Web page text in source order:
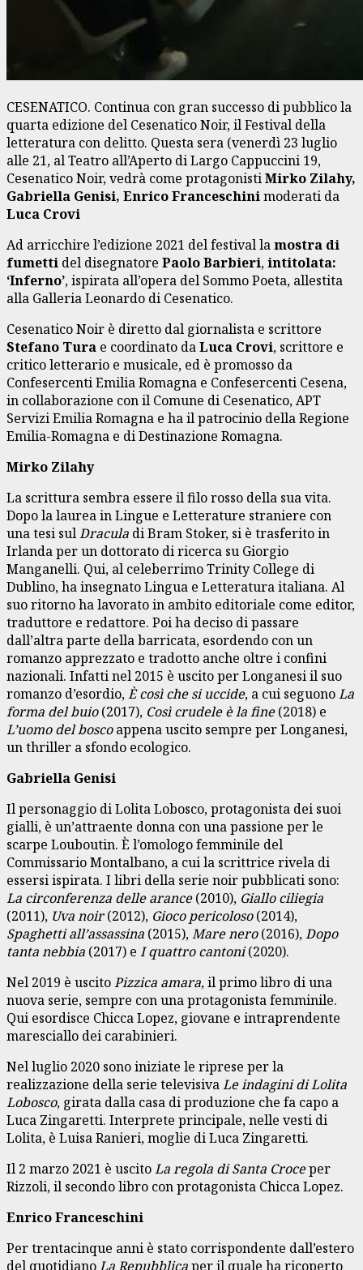
CESENATICO. Continua con gran successo di pubblico la
quarta edizione del Cesenatico Noir, il Festival della
letteratura con delitto. Questa sera (venerdì 23 luglio
alle 21, al Teatro all’Aperto di Largo Cappuccini 19,
Cesenatico Noir, vedrà come protagonistiMirko Zilahy,
Gabriella Genisi, Enrico Franceschinimoderati da
Luca Crovi
Ad arricchire l’edizione 2021 del festival lamostra di
fumetti del disegnatore Paolo Barbieri,intitolata:
‘Inferno’, ispirata all’opera del Sommo Poeta, allestita
alla Galleria Leonardo di Cesenatico.
Cesenatico Noir è diretto dal giornalista e scrittore
Stefano Tura e coordinato daLuca Crovi, scrittore e
critico letterario e musicale, ed è promosso da
Confesercenti Emilia Romagna e Confesercenti Cesena,
in collaborazione con il Comune di Cesenatico, APT
Servizi Emilia Romagna e ha il patrocinio della Regione
Emilia-Romagna e di Destinazione Romagna.
Mirko Zilahy
La scrittura sembra essere il filo rosso della sua vita.
Dopo la laurea in Lingue e Letterature straniere con
una tesi sulDracula di Bram Stoker, si è trasferito in
Irlanda per un dottorato di ricerca su Giorgio
Manganelli. Qui, al celeberrimo Trinity College di
Dublino, ha insegnato Lingua e Letteratura italiana. Al
suo ritorno ha lavorato in ambito editoriale come editor,
traduttore e redattore. Poi ha deciso di passare
dall’altra parte della barricata, esordendo con un
romanzo apprezzato e tradotto anche oltre i confini
nazionali. Infatti nel 2015 è uscito per Longanesi il suo
romanzo d’esordio,È così che si uccide, a cui seguonoLa
forma del buio(2017), Così crudele è la fine(2018) e
L’uomo del boscoappena uscito sempre per Longanesi,
un thriller a sfondo ecologico.
Gabriella Genisi
Il personaggio di Lolita Lobosco, protagonista dei suoi
gialli, è un’attraente donna con una passione per le
scarpe Louboutin. È l’omologo femminile del
Commissario Montalbano, a cui la scrittrice rivela di
essersi ispirata. I libri della serie noir pubblicati sono:
La circonferenza delle arance(2010), Giallo ciliegia
(2011), Uva noir(2012), Gioco pericoloso(2014),
Spaghetti all’assassina (2015),Mare nero(2016),Dopo
tanta nebbia (2017) e I quattro cantoni(2020).
Nel 2019 è uscitoPizzica amara, il primo libro di una
nuova serie, sempre con una protagonista femminile.
Qui esordisce Chicca Lopez, giovane e intraprendente
maresciallo dei carabinieri.
Nel luglio 2020 sono iniziate le riprese per la
realizzazione della serie televisivaLe indagini di Lolita
Lobosco, girata dalla casa di produzione che fa capo a
Luca Zingaretti. Interprete principale, nelle vesti di
Lolita, è Luisa Ranieri, moglie di Luca Zingaretti.
Il 2 marzo 2021 è uscitoLa regola di Santa Croceper
Rizzoli, il secondo libro con protagonista Chicca Lopez.
Enrico Franceschini
Per trentacinque anni è stato corrispondente dall’estero
del quotidiano La Repubblicaper il quale ha ricoperto